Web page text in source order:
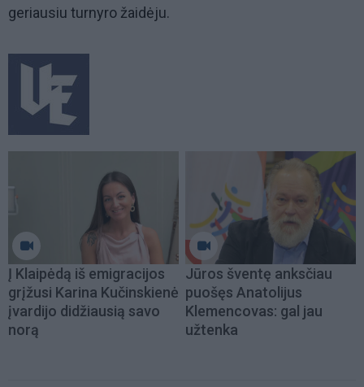
geriausiu turnyro žaidėju.
Į Klaipėdą iš emigracijos
grįžusi Karina Kučinskienė
įvardijo didžiausią savo
norą
Jūros šventę anksčiau
puošęs Anatolijus
Klemencovas: gal jau
užtenka